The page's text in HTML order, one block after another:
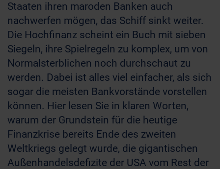
Staaten ihren maroden Banken auch
nachwerfen mögen, das Schiff sinkt weiter.
Die Hochfinanz scheint ein Buch mit sieben
Siegeln, ihre Spielregeln zu komplex, um von
Normalsterblichen noch durchschaut zu
werden. Dabei ist alles viel einfacher, als sich
sogar die meisten Bankvorstände vorstellen
können. Hier lesen Sie in klaren Worten,
warum der Grundstein für die heutige
Finanzkrise bereits Ende des zweiten
Weltkriegs gelegt wurde, die gigantischen
Außenhandelsdefizite der USA vom Rest der